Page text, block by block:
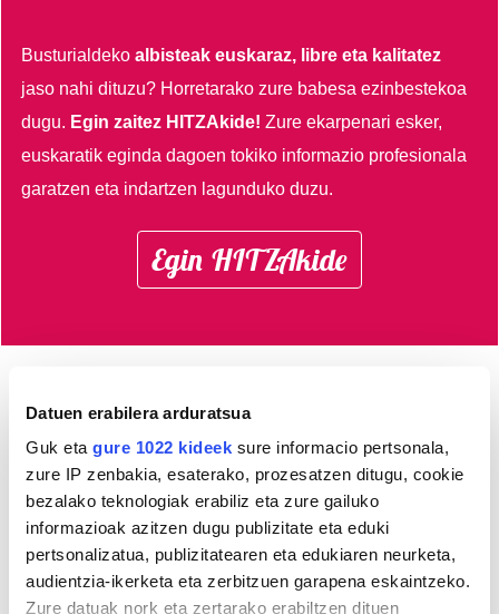
Datuen erabilera arduratsua
Guk eta gure 1022 kideek sure informacio pertsonala,
zure IP zenbakia, esaterako, prozesatzen ditugu, cookie
bezalako teknologiak erabiliz eta zure gailuko
informazioak azitzen dugu publizitate eta eduki
pertsonalizatua, publizitatearen eta edukiaren neurketa,
audientzia-ikerketa eta zerbitzuen garapena eskaintzeko.
Zure datuak nork eta zertarako erabiltzen dituen
Busturialdekoalbisteak euskaraz, libre eta kalitatez
jaso nahi dituzu? Horretarako zure babesa ezinbestekoa
dugu. Egin zaitez HITZAkide!Zure ekarpenari esker,
euskaratik eginda dagoen tokiko informazio profesionala
garatzen eta indartzen lagunduko duzu.
Egin HITZAkide
AGENDA
Abuztua 2026
AL. AR. AZ. OG. OL. LR.
27
28 29 30 31 1 2
3 4 5 6 7 8 9